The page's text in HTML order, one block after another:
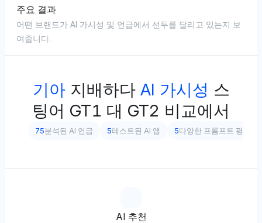
주요 결과
어떤 브랜드가 AI 가시성 및 언급에서 선두를 달리고 있는지 보
여줍니다.
기아 지배하다 AI 가시성 스
팅어 GT1 대 GT2 비교에서
75분석된 AI 언급 5테스트된 AI 앱 5다양한 프롬프트 평가
AI 추천